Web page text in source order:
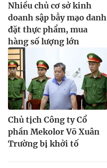
Nhiều chủ cơ sở kinh
doanh sập bẫy mạo danh
đặt thực phẩm, mua
hàng số lượng lớn
Chủ tịch Công ty Cổ
phần Mekolor Võ Xuân
Trường bị khởi tố